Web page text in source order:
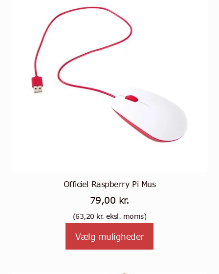
Officiel Raspberry Pi Mus
79,00 kr.
(63,20 kr. eksl. moms)
Vælg muligheder